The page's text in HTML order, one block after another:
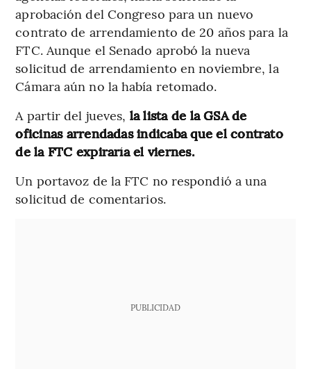
aprobación del Congreso para un nuevo
contrato de arrendamiento de 20 años para la
FTC. Aunque el Senado aprobó la nueva
solicitud de arrendamiento en noviembre, la
Cámara aún no la había retomado.
A partir del jueves, la lista de la GSA de
oficinas arrendadas indicaba que el contrato
de la FTC expiraría el viernes.
Un portavoz de la FTC no respondió a una
solicitud de comentarios.
PUBLICIDAD